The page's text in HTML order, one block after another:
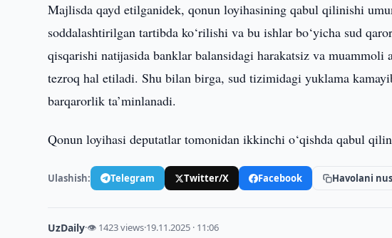
Majlisda qayd etilganidek, qonun loyihasining qabul qilinishi
soddalashtirilgan tartibda ko‘rilishi va bu ishlar bo‘yicha sud
qisqarishi natijasida banklar balansidagi harakatsiz va
tezroq hal etiladi. Shu bilan birga, sud tizimidagi yuklama
barqarorlik ta’minlanadi.
Qonun loyihasi deputatlar tomonidan ikkinchi o‘qishda qabul
Ulashish: Telegram Twitter/X Facebook Havolani
UzDaily·👁 1423 views·19.11.2025 · 11:06